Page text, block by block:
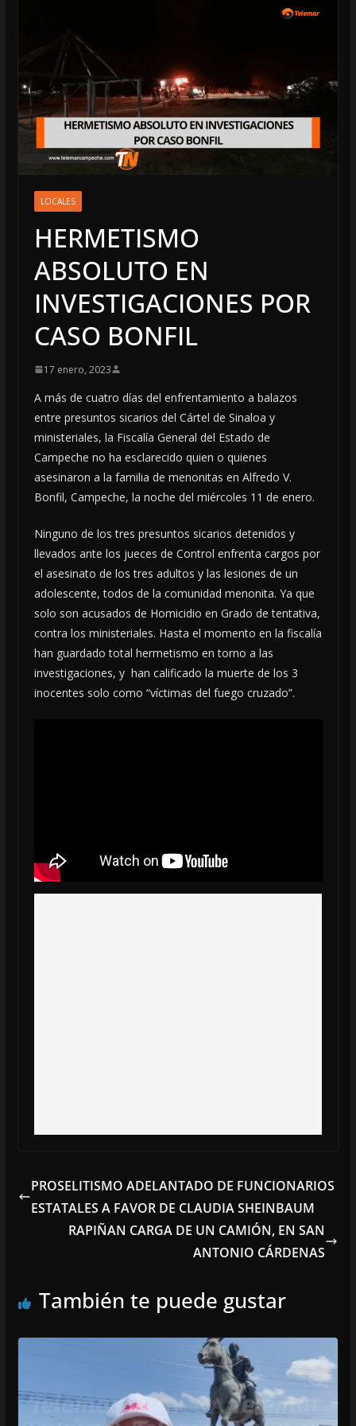
LOCALES
HERMETISMO
ABSOLUTO EN
INVESTIGACIONES POR
CASO BONFIL
17 enero, 2023
A más de cuatro días del enfrentamiento a balazos
entre presuntos sicarios del Cártel de Sinaloa y
ministeriales, la Fiscalía General del Estado de
Campeche no ha esclarecido quien o quienes
asesinaron a la familia de menonitas en Alfredo V.
Bonfil, Campeche, la noche del miércoles 11 de enero.
Ninguno de los tres presuntos sicarios detenidos y
llevados ante los jueces de Control enfrenta cargos por
el asesinato de los tres adultos y las lesiones de un
adolescente, todos de la comunidad menonita. Ya que
solo son acusados de Homicidio en Grado de tentativa,
contra los ministeriales. Hasta el momento en la fiscalía
han guardado total hermetismo en torno a las
investigaciones, y han calificado la muerte de los 3
inocentes solo como “víctimas del fuego cruzado”.
PROSELITISMO ADELANTADO DE FUNCIONARIOS
ESTATALES A FAVOR DE CLAUDIA SHEINBAUM
RAPIÑAN CARGA DE UN CAMIÓN, EN SAN
ANTONIO CÁRDENAS
También te puede gustar